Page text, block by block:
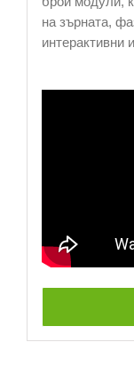
на зърната,
интерактивни